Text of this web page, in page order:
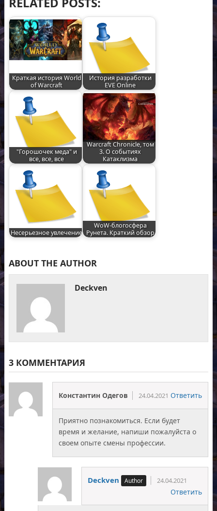
Краткая история World
of Warcraft
История разработки
EVE Online
"Горошочек меда" и
все, все, все
Warcraft Chronicle, том
3. О событиях
Катаклизма
Несерьезное увлечение
WoW-блогосфера
Рунета. Краткий обзор
ABOUT THE AUTHOR
Deckven
3 КОММЕНТАРИЯ
Константин Одегов 24.04.2021 Ответить
Приятно познакомиться. Если будет
время и желание, напиши пожалуйста о
своем опыте смены профессии.
Deckven 24.04.2021
Ответить